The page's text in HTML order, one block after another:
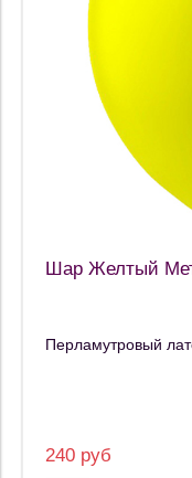
Наполнение
Материал
Обработка
Шар Желтый
Перламутровый
240 руб